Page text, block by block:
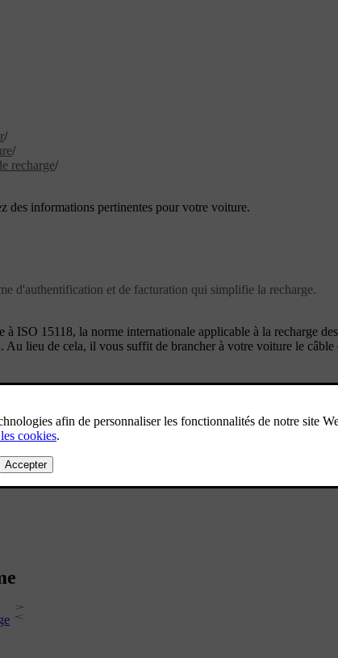
/
/
recharge/
des informations pertinentes pour votre voiture.
d'authentification et de facturation qui simplifie la recharge.
à ISO 15118, la norme internationale applicable à la recharge
Au lieu de cela, il vous suffit de brancher à votre voiture le
peuvent simplifier le processus de recharge. Certains
voiture peut alors être identifiée automatiquement à la station de
méthodes.